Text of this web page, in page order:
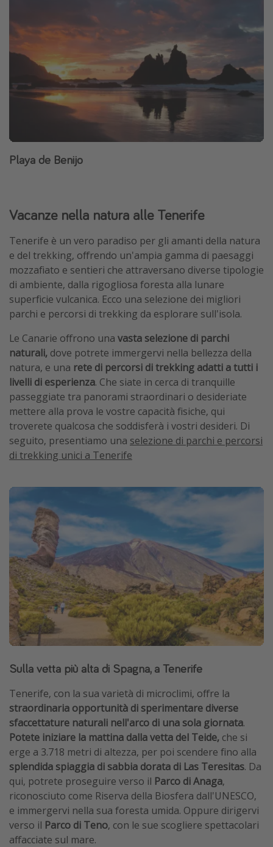
Playa de Benijo
Vacanze nella natura alle Tenerife
Tenerife è un vero paradiso per gli amanti della natura
e del trekking, offrendo un'ampia gamma di paesaggi
mozzafiato e sentieri che attraversano diverse tipologie
di ambiente, dalla rigogliosa foresta alla lunare
superficie vulcanica. Ecco una selezione dei migliori
parchi e percorsi di trekking da esplorare sull'isola.
Le Canarie offrono una vasta selezione di parchi
naturali, dove potrete immergervi nella bellezza della
natura, e una rete di percorsi di trekking adatti a tutti i
livelli di esperienza. Che siate in cerca di tranquille
passeggiate tra panorami straordinari o desideriate
mettere alla prova le vostre capacità fisiche, qui
troverete qualcosa che soddisferà i vostri desideri. Di
seguito, presentiamo una selezione di parchi e percorsi
di trekking unici a Tenerife
Sulla vetta più alta di Spagna, a Tenerife
Tenerife, con la sua varietà di microclimi, offre la
straordinaria opportunità di sperimentare diverse
sfaccettature naturali nell'arco di una sola giornata.
Potete iniziare la mattina dalla vetta del Teide, che si
erge a 3.718 metri di altezza, per poi scendere fino alla
splendida spiaggia di sabbia dorata di Las Teresitas. Da
qui, potrete proseguire verso il Parco di Anaga,
riconosciuto come Riserva della Biosfera dall'UNESCO,
e immergervi nella sua foresta umida. Oppure dirigervi
verso il Parco di Teno, con le sue scogliere spettacolari
affacciate sul mare.